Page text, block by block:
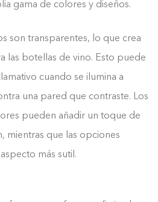
gama de colores y diseños.
son transparentes, lo que crea
las botellas de vino. Esto puede
cuando se ilumina a
una pared que contraste. Los
pueden añadir un toque de
mientras que las opciones
más sutil.